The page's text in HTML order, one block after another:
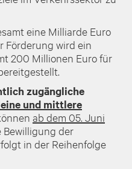
eine Milliarde Euro
Förderung wird ein
200 Millionen Euro für
zugängliche
und mittlere
ab dem 05. Juni
Bewilligung der
in der Reihenfolge